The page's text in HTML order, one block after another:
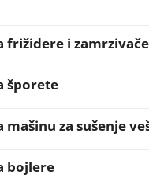
mašine
sudo mašine
za sudo mašine
mašine
frižidere i zamrzivače
za frižidere
frižidere i zamrzivače
za frižidere i zamrzivače
šporete
šporete
šporete
mašinu za sušenje
za sušenje veša
bojlere